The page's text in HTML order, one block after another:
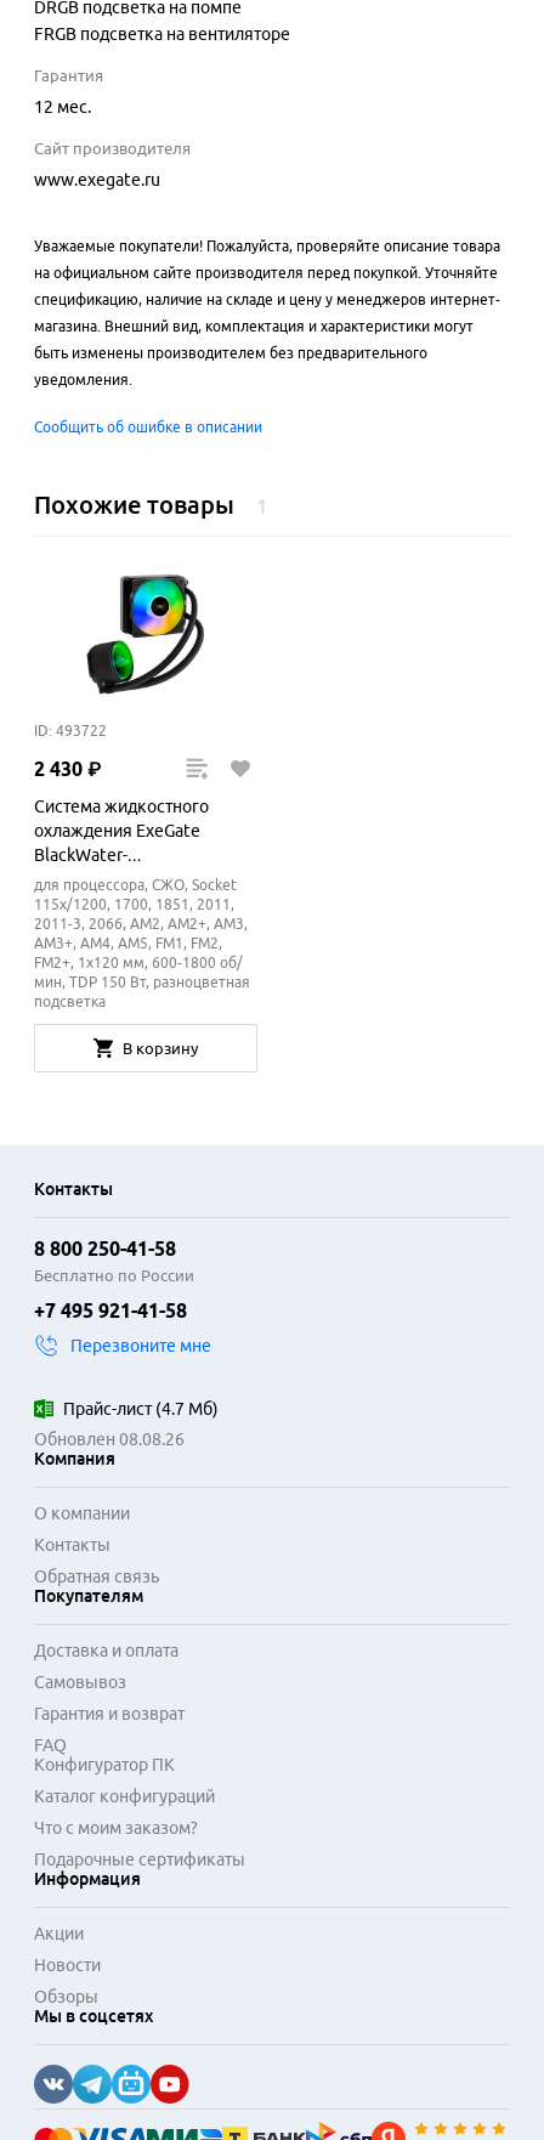
DRGB подсветка на помпе
FRGB подсветка на вентиляторе
Гарантия
12 мес.
Сайт производителя
www.exegate.ru
Уважаемые покупатели! Пожалуйста, проверяйте описание товара
на официальном сайте производителя перед покупкой. Уточняйте
спецификацию, наличие на складе и цену у менеджеров интернет-
магазина. Внешний вид, комплектация и характеристики могут
быть изменены производителем без предварительного
уведомления.
Сообщить об ошибке в описании
Похожие товары 1
ID: 493722
2 430 ₽
Система жидкостного
охлаждения ExeGate
BlackWater-
120V3.PWM.ARGB
для процессора, СЖО, Socket
115x/1200, 1700, 1851, 2011,
2011-3, 2066, AM2, AM2+, AM3,
AM3+, AM4, AM5, FM1, FM2,
FM2+, 1x120 мм, 600-1800 об/
мин, TDP 150 Вт, разноцветная
подсветка
В корзину
Контакты
8 800 250-41-58
Бесплатно по России
+7 495 921-41-58
Перезвоните мне
Прайс-лист(4.7 Мб)
Обновлен 08.08.26
Компания
О компании
Контакты
Обратная связь
Покупателям
Доставка и оплата
Самовывоз
Гарантия и возврат
FAQ
Конфигуратор ПК
Каталог конфигураций
Что с моим заказом?
Подарочные сертификаты
Информация
Акции
Новости
Обзоры
Мы в соцсетях